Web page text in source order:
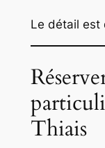
Le détail est
Thiais